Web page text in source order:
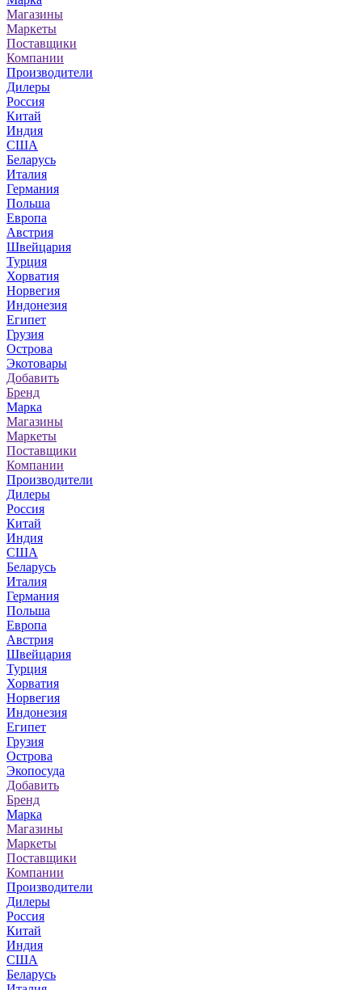
Магазины
Маркеты
Поставщики
Компании
Производители
Дилеры
Россия
Китай
Индия
США
Беларусь
Италия
Германия
Польша
Европа
Австрия
Швейцария
Турция
Хорватия
Норвегия
Индонезия
Египет
Грузия
Острова
Экотовары
Добавить
Бренд
Марка
Магазины
Маркеты
Поставщики
Компании
Производители
Дилеры
Россия
Китай
Индия
США
Беларусь
Италия
Германия
Польша
Европа
Австрия
Швейцария
Турция
Хорватия
Норвегия
Индонезия
Египет
Грузия
Острова
Экопосуда
Добавить
Бренд
Марка
Магазины
Маркеты
Поставщики
Компании
Производители
Дилеры
Россия
Китай
Индия
США
Беларусь